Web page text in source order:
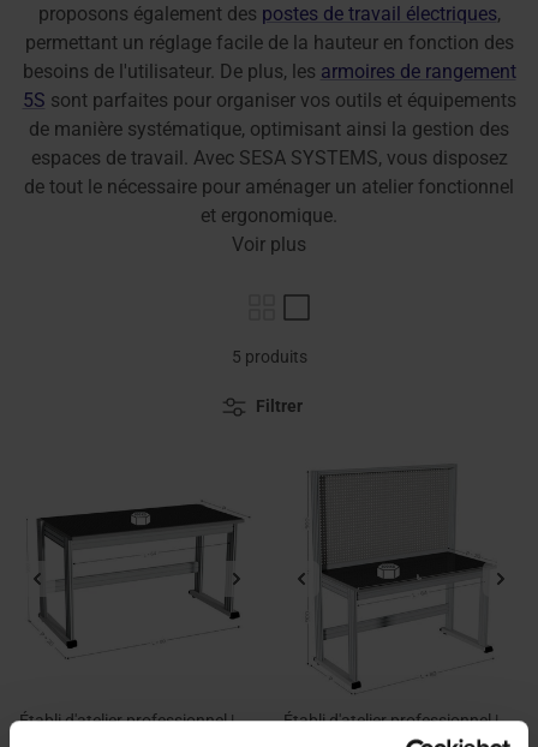
proposons également des postes de travail électriques,
permettant un réglage facile de la hauteur en fonction des
besoins de l'utilisateur. De plus, les armoires de rangement
5S sont parfaites pour organiser vos outils et équipements
de manière systématique, optimisant ainsi la gestion des
espaces de travail. Avec SESA SYSTEMS, vous disposez
de tout le nécessaire pour aménager un atelier fonctionnel
et ergonomique.
Voir plus
Filtrer
5 produits
Établi d'atelier professionnel |
Établi d'atelier professionnel |